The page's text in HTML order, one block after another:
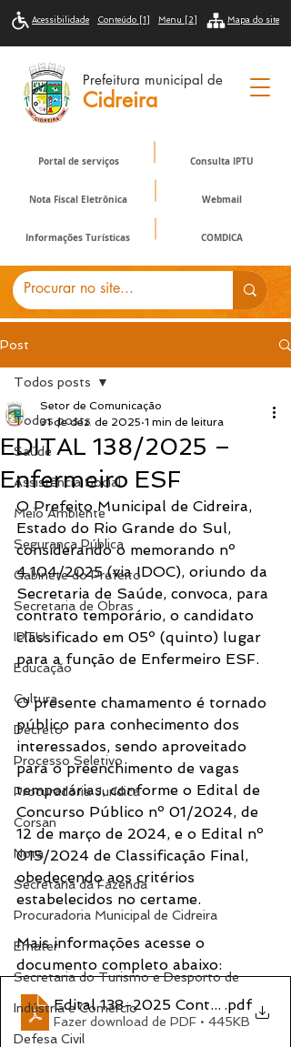
Portal de serviços Consulta IPTU
Nota Fiscal Eletrônica
Informações Turísticas COMDICA
Webmail
Acessibilidade Conteúdo [1] Menu [2] Mapa do site
Prefeitura municipal de
Cidreira
Post
Todos posts
Saúde
Assistência Social
Meio Ambiente
Segurança Pública
Gabinete do Prefeito
Secretaria de Obras
IPTU
Educação
Cultura
Decreto
Processo Seletivo
Procuradoria Jurídica
Corsan
Nota
Secretaria da Fazenda
Procuradoria Municipal de Cidreira
Emater
Secretaria do Turismo e Desporto de
Indústria e Comércio
Defesa Civil
Todos posts
EDITAL 138/2025 –
Enfermeiro ESF
Setor de Comunicação
31 de dez. de 2025 1 min de leitura
O Prefeito Municipal de Cidreira,
Estado do Rio Grande do Sul,
considerando o memorando nº
4.104/2025 (via IDOC), oriundo da
Secretaria de Saúde, convoca, para
contrato temporário, o candidato
classificado em 05º (quinto) lugar
para a função de Enfermeiro ESF.
O presente chamamento é tornado
público para conhecimento dos
interessados, sendo aproveitado
para o preenchimento de vagas
temporárias, conforme o Edital de
Concurso Público nº 01/2024, de
12 de março de 2024, e o Edital nº
015/2024 de Classificação Final,
obedecendo aos critérios
estabelecidos no certame.
Mais informações acesse o
documento completo abaixo:
Edital 138-2025 Contrato.pdf
Fazer download de PDF • 445KB